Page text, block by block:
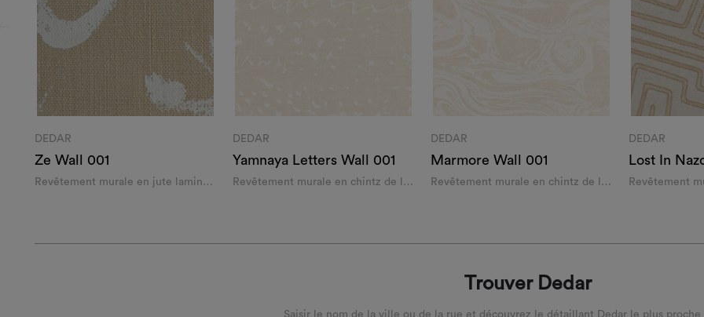
DEDAR
Ze Wall 001
Revêtement murale en jute laminé
DEDAR
Yamnaya Letters Wall 001
Revêtement murale en chintz de lin
DEDAR
Marmore Wall 001
Revêtement murale en chintz de lin
DEDAR
Lost In
Revêtement
Trouver Dedar
Saisir le nom de la ville ou de la rue et découvrez le détaillant Dedar le plus proche